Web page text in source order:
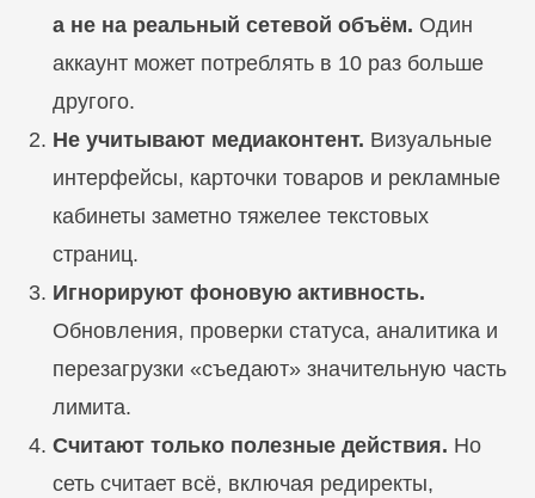
а не на реальный сетевой объём. Один
аккаунт может потреблять в 10 раз больше
другого.
Не учитывают медиаконтент. Визуальные
интерфейсы, карточки товаров и рекламные
кабинеты заметно тяжелее текстовых
страниц.
Игнорируют фоновую активность.
Обновления, проверки статуса, аналитика и
перезагрузки «съедают» значительную часть
лимита.
Считают только полезные действия. Но
сеть считает всё, включая редиректы,